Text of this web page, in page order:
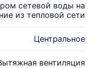
сетевой воды на
из тепловой сети
Центральное
вентиляция